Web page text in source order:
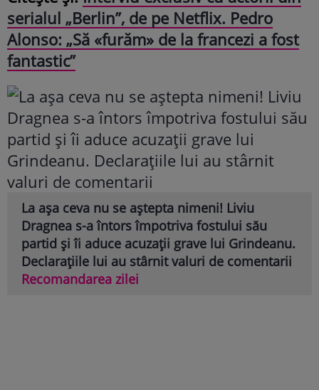
serialul „Berlin”, de pe Netflix. Pedro
Alonso: „Să «furăm» de la francezi a fost
fantastic”
La așa ceva nu se aștepta nimeni! Liviu
Dragnea s-a întors împotriva fostului său
partid și îi aduce acuzații grave lui Grindeanu.
Declarațiile lui au stârnit valuri de comentarii
Recomandarea zilei